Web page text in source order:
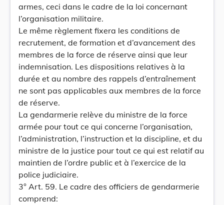
armes, ceci dans le cadre de la loi concernant
l’organisation militaire.
Le même règlement fixera les conditions de
recrutement, de formation et d’avancement des
membres de la force de réserve ainsi que leur
indemnisation. Les dispositions relatives à la
durée et au nombre des rappels d’entraînement
ne sont pas applicables aux membres de la force
de réserve.
La gendarmerie relève du ministre de la force
armée pour tout ce qui concerne l’organisation,
l’administration, l’instruction et la discipline, et du
ministre de la justice pour tout ce qui est relatif au
maintien de l’ordre public et à l’exercice de la
police judiciaire.
3° Art. 59. Le cadre des officiers de gendarmerie
comprend: